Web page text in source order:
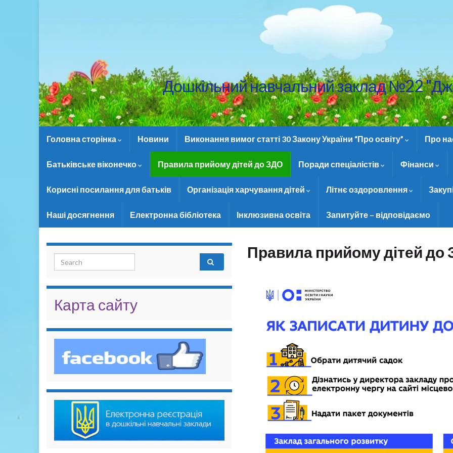
Дошкільний навчальний заклад №22
Головна сторінка Новини Виконання вимог статті 30 Закону України “Про освіту” Про
Батьківське віконечко Правила прийому дітей до ЗДО Поради спеціалістів Фінанси
Корисні посилання для батьків Організація харчування дітей Літнє оздоровлення
Наші досягнення Електронна бібліотека Інклюзивна освіта Запитуйте – відповідаємо
Правила прийому дітей до
Search for:
Карта сайту